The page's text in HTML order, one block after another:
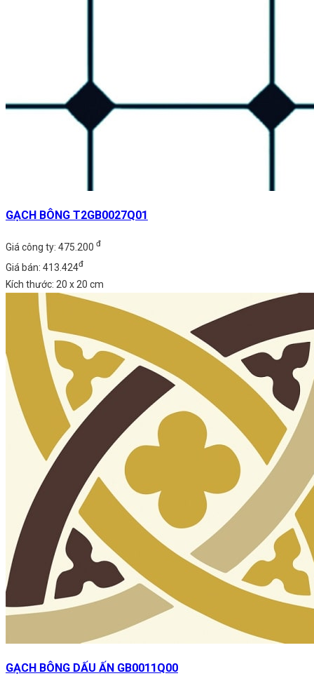
GẠCH BÔNG T2GB0027Q01
Giá công ty: 475.200 đ
Giá bán: 413.424đ
Kích thước: 20 x 20 cm
GẠCH BÔNG DẤU ẤN GB0011Q00